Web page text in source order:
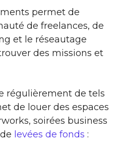
permet de
de freelances, de
et le réseautage
des missions et
régulièrement de tels
de louer des espaces
soirées business
levées de fonds :